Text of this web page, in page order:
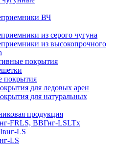
ВЧ
из серого чугуна
из высокопрочного
покрытия
покрытия
для ледовых арен
для натуральных
продукция
FRLS, ВВГнг-LSLTx
LS
LS